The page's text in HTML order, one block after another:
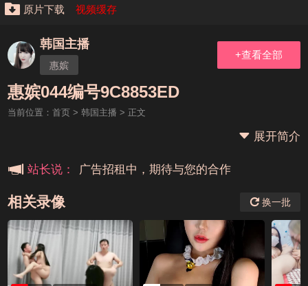
原片下载 视频缓存
韩国主播
惠嫔
+查看全部
惠嫔044编号9C8853ED
当前位置： 首页> 韩国主播 > 正文
展开简介
站长说：
本站大事件(19j网站发展历程)
广告招租中，期待与您的合作
相关录像 换一批